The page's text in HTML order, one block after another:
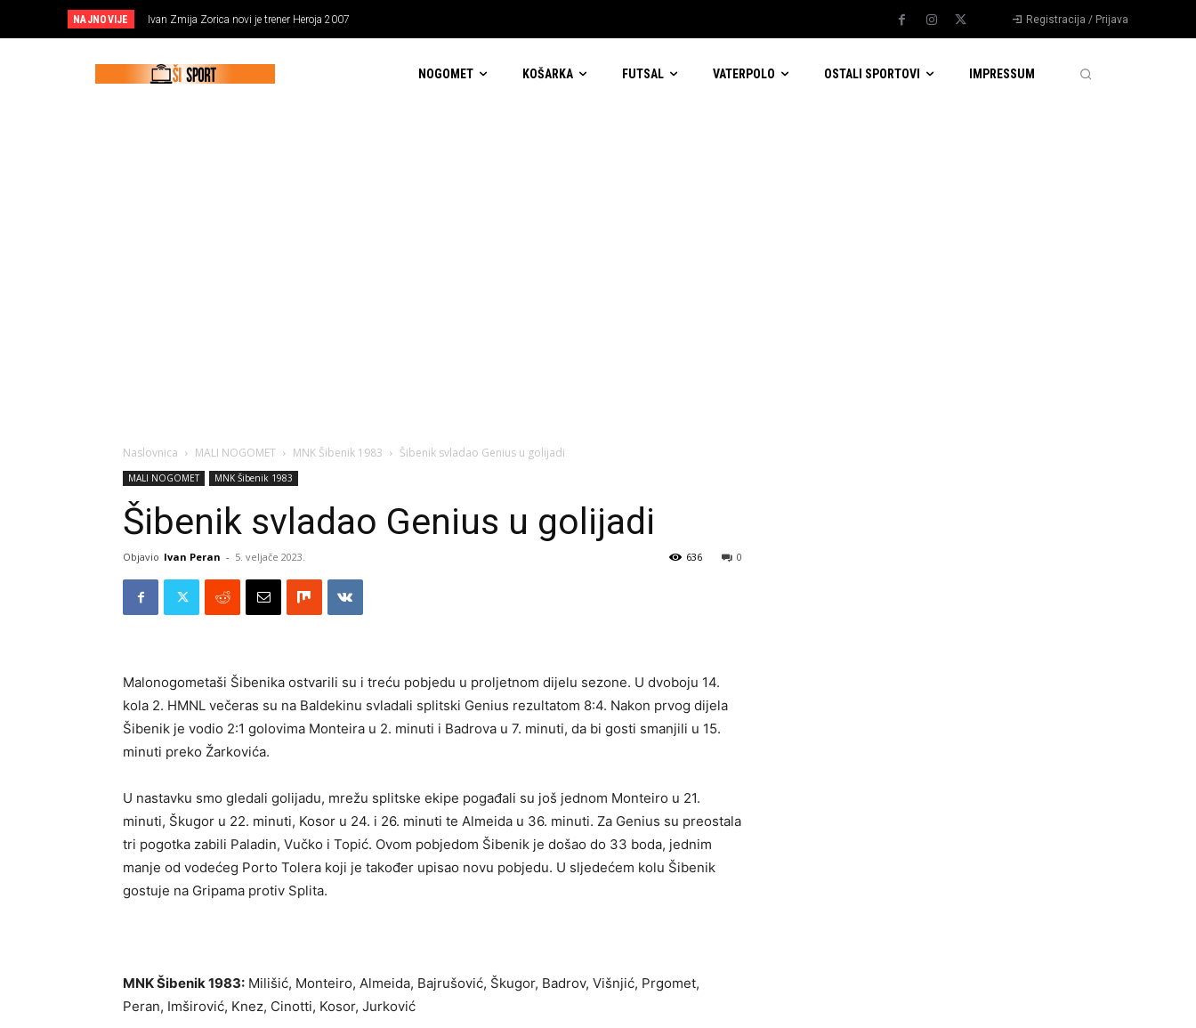
NAJNOVIJE Ivan Zmija Zorica novi je trener Heroja 2007 Registracija / Prijava
NOGOMET KOŠARKA FUTSAL VATERPOLO OSTALI SPORTOVI IMPRESSUM
Naslovnica MALI NOGOMET MNK Šibenik 1983 Šibenik svladao Genius u golijadi
MALI NOGOMET MNK Šibenik 1983
Šibenik svladao Genius u golijadi
Objavio Ivan Peran - 5. veljače 2023. 0
636
Malonogometaši Šibenika ostvarili su i treću pobjedu u proljetnom dijelu sezone. U dvoboju 14.
kola 2. HMNL večeras su na Baldekinu svladali splitski Genius rezultatom 8:4. Nakon prvog dijela
Šibenik je vodio 2:1 golovima Monteira u 2. minuti i Badrova u 7. minuti, da bi gosti smanjili u 15.
minuti preko Žarkovića.
U nastavku smo gledali golijadu, mrežu splitske ekipe pogađali su još jednom Monteiro u 21.
minuti, Škugor u 22. minuti, Kosor u 24. i 26. minuti te Almeida u 36. minuti. Za Genius su preostala
tri pogotka zabili Paladin, Vučko i Topić. Ovom pobjedom Šibenik je došao do 33 boda, jednim
manje od vodećeg Porto Tolera koji je također upisao novu pobjedu. U sljedećem kolu Šibenik
gostuje na Gripama protiv Splita.
MNK Šibenik 1983: Milišić, Monteiro, Almeida, Bajrušović, Škugor, Badrov, Višnjić, Prgomet,
Peran, Imširović, Knez, Cinotti, Kosor, Jurković